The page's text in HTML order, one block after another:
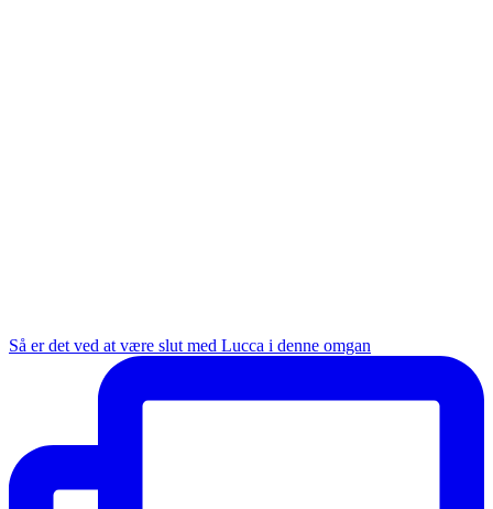
Så er det ved at være slut med Lucca i denne omgan